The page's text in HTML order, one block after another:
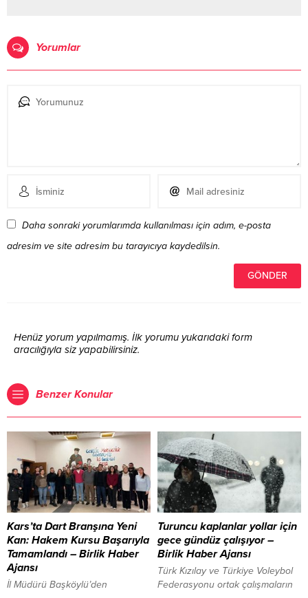
Yorumlar
Daha sonraki yorumlarımda kullanılması için adım, e-posta
adresim ve site adresim bu tarayıcıya kaydedilsin.
Henüz yorum yapılmamış. İlk yorumu yukarıdaki form
aracılığıyla siz yapabilirsiniz.
Benzer Konular
Kars’ta Dart Branşına Yeni
Kan: Hakem Kursu Başarıyla
Tamamlandı – Birlik Haber
Ajansı
​İl Müdürü Başköylü’den
Turuncu kaplanlar yollar için
gece gündüz çalışıyor –
Birlik Haber Ajansı
Türk Kızılay ve Türkiye Voleybol
Federasyonu ortak çalışmaların